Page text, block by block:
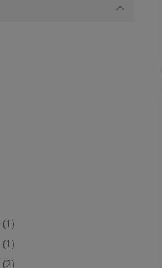
(1)
(1)
(2)